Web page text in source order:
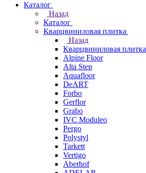
Каталог
Назад
Каталог
Кварцвиниловая плитка
Назад
Кварцвиниловая плитка
Alpine Floor
Alta Step
Aquafloor
DeART
Forbo
Gerflor
Grabo
IVC Moduleo
Pergo
Polystyl
Tarkett
Vertigo
Aberhof